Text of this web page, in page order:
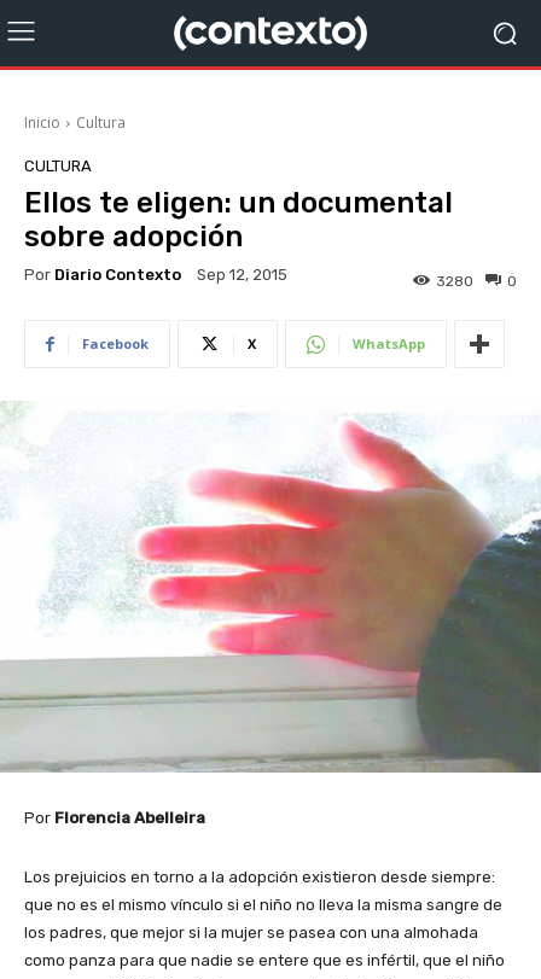
Inicio Cultura
CULTURA
Ellos te eligen: un documental
sobre adopción
Por Diario Contexto Sep 12, 2015 0
3280
Facebook X WhatsApp
Por Florencia Abelleira
Los prejuicios en torno a la adopción existieron desde siempre:
que no es el mismo vínculo si el niño no lleva la misma sangre de
los padres, que mejor si la mujer se pasea con una almohada
como panza para que nadie se entere que es infértil, que el niño